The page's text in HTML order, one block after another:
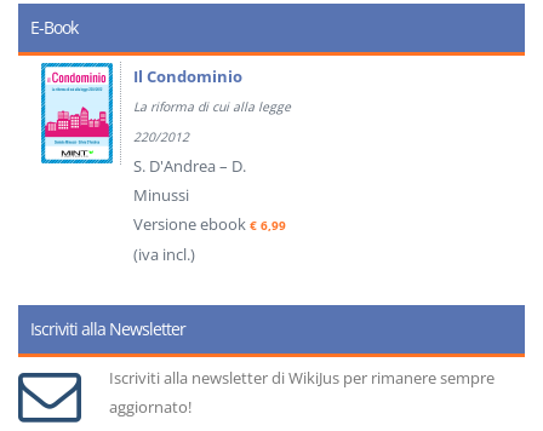
E-Book
Il Condominio
La riforma di cui alla legge
220/2012
S. D'Andrea – D.
Minussi
Versione ebook € 6,99
(iva incl.)
Iscriviti alla Newsletter
Iscriviti alla newsletter di WikiJus per rimanere sempre
aggiornato!